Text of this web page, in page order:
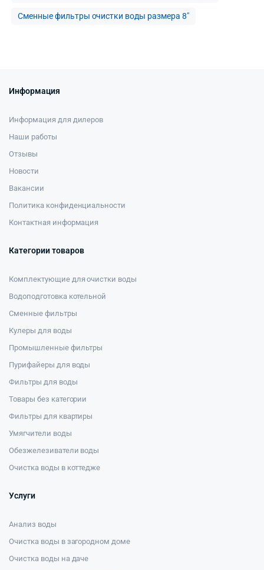
Сменные фильтры очистки воды размера 8″
Информация
Информация для дилеров
Наши работы
Отзывы
Новости
Вакансии
Политика конфиденциальности
Контактная информация
Категории товаров
Комплектующие для очистки воды
Водоподготовка котельной
Сменные фильтры
Кулеры для воды
Промышленные фильтры
Пурифайеры для воды
Фильтры для воды
Товары без категории
Фильтры для квартиры
Умягчители воды
Обезжелезиватели воды
Очистка воды в коттедже
Услуги
Анализ воды
Очистка воды в загородном доме
Очистка воды на даче